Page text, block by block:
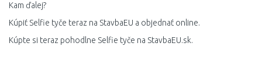
Kam ďalej?
Kúpiť Selfie tyče teraz na StavbaEU a objednať online.
Kúpte si teraz pohodlne Selfie tyče na StavbaEU.sk.